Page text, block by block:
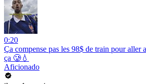
0:20
Ça compense pas les 98$ de train pour aller
ça 🥲💧
Aficionado